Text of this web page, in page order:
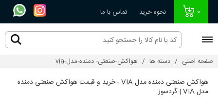
0 نحوه خرید تماس با ما
صفحه اصلی دسته ها هواکش-صنعتی- دمنده-مدل-via
هواکش صنعتی دمنده مدل VIA - خرید و قیمت هواکش صنعتی دمنده
مدل VIA | گردسوز